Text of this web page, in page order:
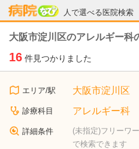
人で選べる医院検索
病院なび
大阪市淀川区のアレルギー科
16 件見つかりました
エリア/駅 大阪市淀川区
診療科目 アレルギー科
詳細条件
(未指定)フリーワ
で検索できます